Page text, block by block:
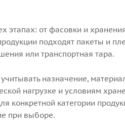
этапах: от фасовки и
подходят пакеты и
или транспортная тара.
назначение,
нагрузке и условиям
конкретной категории
при выборе.